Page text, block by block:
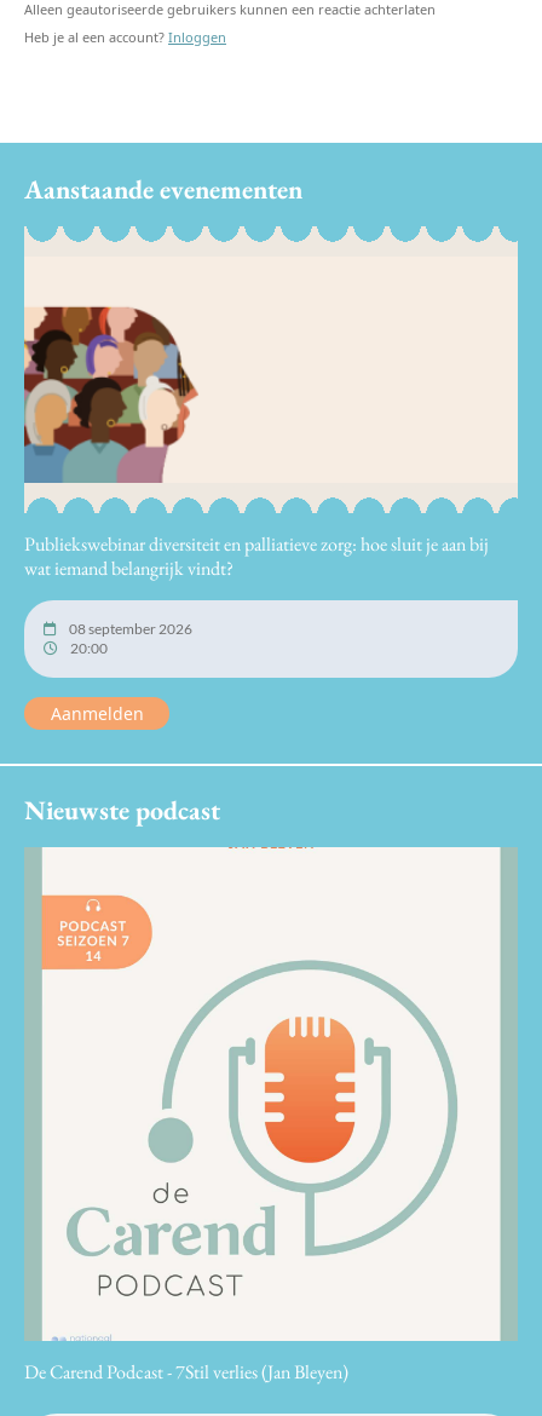
Alleen geautoriseerde gebruikers kunnen een reactie achterlaten
Heb je al een account? Inloggen
Aanstaande evenementen
Publiekswebinar diversiteit en palliatieve zorg: hoe sluit je aan bij
wat iemand belangrijk vindt?
08 september 2026
20:00
Aanmelden
Nieuwste podcast
De Carend Podcast - 7Stil verlies (Jan Bleyen)